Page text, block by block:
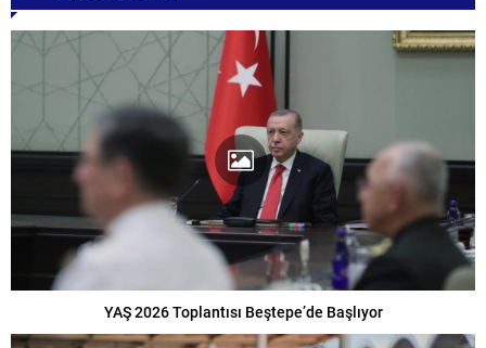
YAŞ 2026 Toplantısı Beştepe’de Başlıyor